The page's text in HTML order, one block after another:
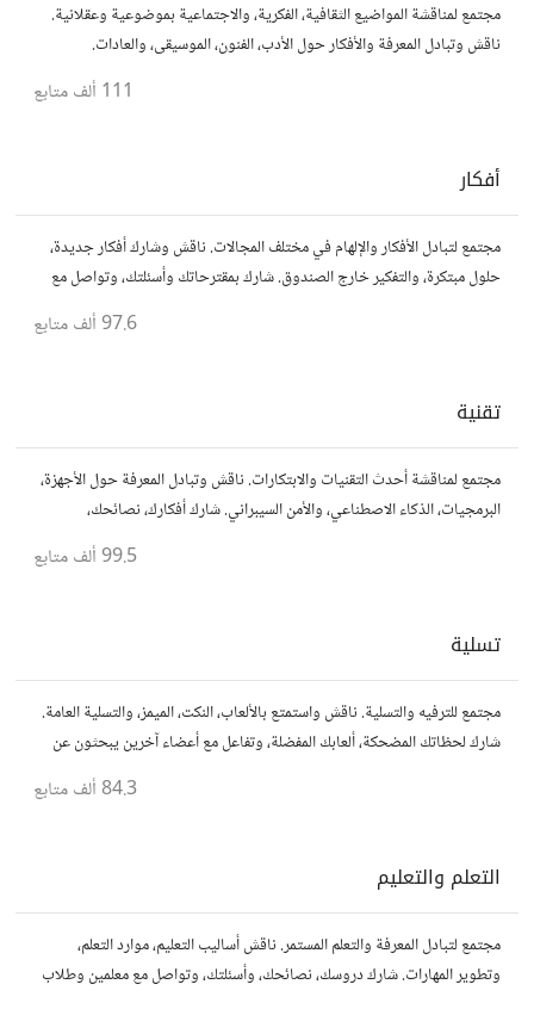
مجتمع لمناقشة المواضيع الثقافية، الفكرية، والاجتماعية بموضوعية وعقلانية.
ناقش وتبادل المعرفة والأفكار حول الأدب، الفنون، الموسيقى، والعادات.
111 ألف متابع
أفكار
مجتمع لتبادل الأفكار والإلهام في مختلف المجالات. ناقش وشارك أفكار جديدة،
حلول مبتكرة، والتفكير خارج الصندوق. شارك بمقترحاتك وأسئلتك، وتواصل مع
97.6 ألف متابع
تقنية
مجتمع لمناقشة أحدث التقنيات والابتكارات. ناقش وتبادل المعرفة حول الأجهزة،
البرمجيات، الذكاء الاصطناعي، والأمن السيبراني. شارك أفكارك، نصائحك،
99.5 ألف متابع
تسلية
مجتمع للترفيه والتسلية. ناقش واستمتع بالألعاب، النكت، الميمز، والتسلية العامة.
شارك لحظاتك المضحكة، ألعابك المفضلة، وتفاعل مع أعضاء آخرين يبحثون عن
84.3 ألف متابع
التعلم والتعليم
مجتمع لتبادل المعرفة والتعلم المستمر. ناقش أساليب التعليم، موارد التعلم،
وتطوير المهارات. شارك دروسك، نصائحك، وأسئلتك، وتواصل مع معلمين وطلاب